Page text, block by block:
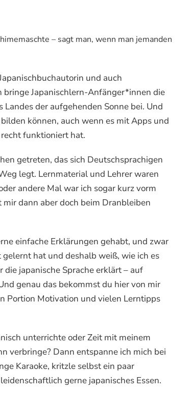
– sagt man, wenn man jemanden
und auch
bringe Japanischlern-Anfänger*innen die
der aufgehenden Sonne bei. Und
können, auch wenn es mit Apps und
funktioniert hat.
getreten, das sich Deutschsprachigen
legt. Lernmaterial und Lehrer waren
andere Mal war ich sogar kurz vorm
dann aber doch beim Dranbleiben
einfache Erklärungen gehabt, und zwar
hat und deshalb weiß, wie ich es
die japanische Sprache erklärt – auf
genau das bekommst du hier von mir
Portion Motivation und vielen Lerntipps
unterrichte oder Zeit mit meinem
verbringe? Dann entspanne ich mich bei
Karaoke, kritzle selbst ein paar
gerne japanisches Essen.